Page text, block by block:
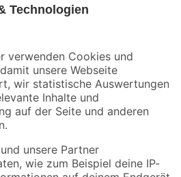
und Aktionen mehr verpassen!